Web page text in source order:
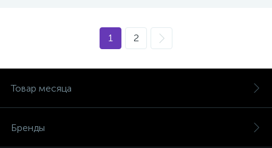
1 2
Товар месяца
Бренды